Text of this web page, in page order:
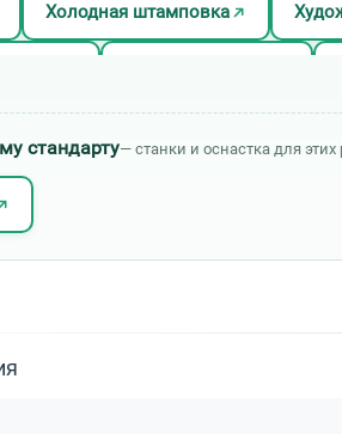
Холодная штамповка
стандарту— станки и оснастка для этих